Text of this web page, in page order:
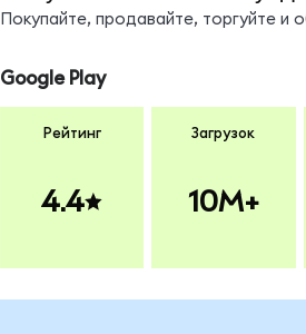
Покупайте, продавайте, торгуйте
Google Play
Рейтинг
4.4
Загрузок
10M+